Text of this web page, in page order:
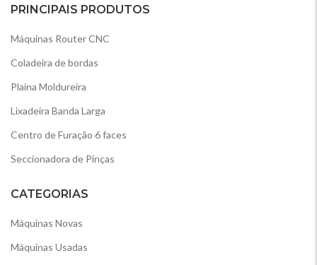
PRINCIPAIS PRODUTOS
Máquinas Router CNC
Coladeira de bordas
Plaina Moldureira
Lixadeira Banda Larga
Centro de Furação 6 faces
Seccionadora de Pinças
CATEGORIAS
Máquinas Novas
Máquinas Usadas